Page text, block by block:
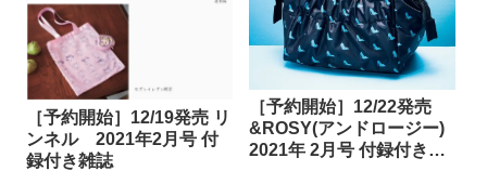
［予約開始］12/22発売
&ROSY(アンドロージー)
2021年 2月号 付録付き雑
［予約開始］12/19発売 リ
ンネル 2021年2月号 付
録付き雑誌